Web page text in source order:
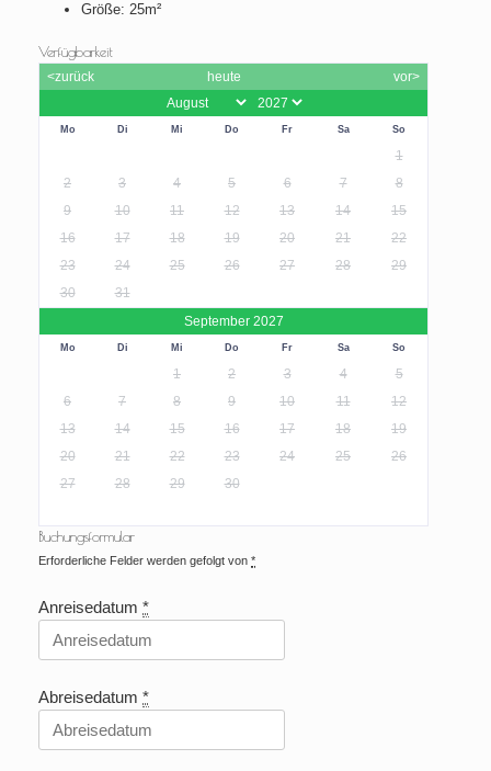
Größe: 25m²
Verfügbarkeit
<zurück heute vor>
Mo Di Mi Do Fr Sa So
1
2
3 4 5 6 7
8
9
10 11 12 13 14
15
16
17 18 19 20 21
22
23
24 25 26 27 28
29
30
31
September 2027
Mo Di Mi Do Fr Sa So
1 2 3 4
5
6
7 8 9 10 11
12
13
14 15 16 17 18
19
20
21 22 23 24 25
26
27
28 29 30
Buchungsformular
Erforderliche Felder werden gefolgt von *
Anreisedatum *
Abreisedatum *